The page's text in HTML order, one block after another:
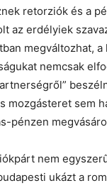
retorziók és a
az erdélyiek
megváltozhat,
nemcsak
sem
pénzen
nem
ukázt a